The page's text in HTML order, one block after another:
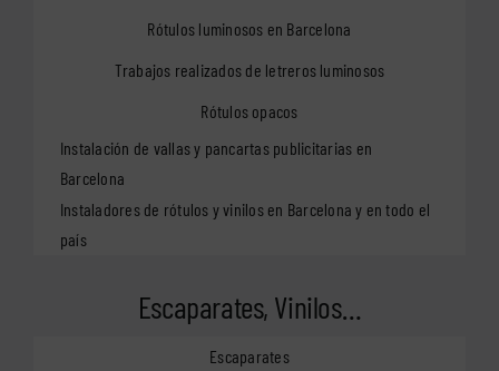
Rótulos luminosos en Barcelona
Trabajos realizados de letreros luminosos
Rótulos opacos
Instalación de vallas y pancartas publicitarias en
Barcelona
Instaladores de rótulos y vinilos en Barcelona y en todo el
país
Escaparates, Vinilos…
Escaparates